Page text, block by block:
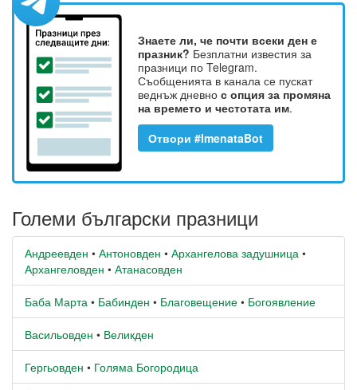
Знаете ли, че почти всеки ден е
празник? Безплатни известия за
празници по Telegram.
Съобщенията в канала се пускат
веднъж дневно с опция за промяна
на времето и честотата им.
Отвори #ImenataBot
Големи български празници
Андреевден • Антоновден • Архангелова задушница •
Архангеловден • Атанасовден
Баба Марта • Бабинден • Благовещение • Богоявление
Васильовден • Великден
Гергьовден • Голяма Богородица